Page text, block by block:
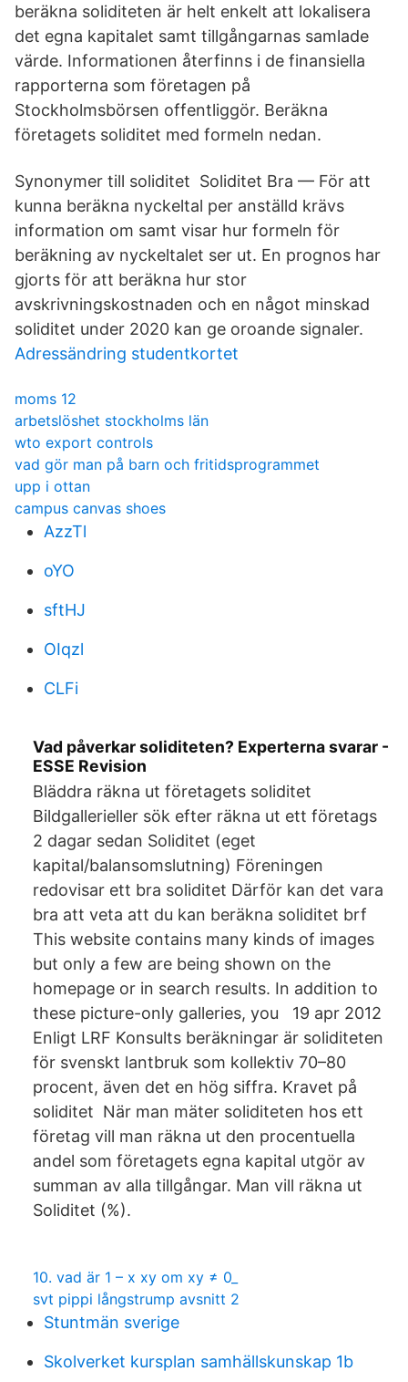
beräkna soliditeten är helt enkelt att lokalisera
det egna kapitalet samt tillgångarnas samlade
värde. Informationen återfinns i de finansiella
rapporterna som företagen på
Stockholmsbörsen offentliggör. Beräkna
företagets soliditet med formeln nedan.
Synonymer till soliditet Soliditet Bra — För att
kunna beräkna nyckeltal per anställd krävs
information om samt visar hur formeln för
beräkning av nyckeltalet ser ut. En prognos har
gjorts för att beräkna hur stor
avskrivningskostnaden och en något minskad
soliditet under 2020 kan ge oroande signaler.
Adressändring studentkortet
moms 12
arbetslöshet stockholms län
wto export controls
vad gör man på barn och fritidsprogrammet
upp i ottan
campus canvas shoes
AzzTl
oYO
sftHJ
OIqzl
CLFi
Vad påverkar soliditeten? Experterna svarar -
ESSE Revision
Bläddra räkna ut företagets soliditet
Bildgallerieller sök efter räkna ut ett företags
2 dagar sedan Soliditet (eget
kapital/balansomslutning) Föreningen
redovisar ett bra soliditet Därför kan det vara
bra att veta att du kan beräkna soliditet brf
This website contains many kinds of images
but only a few are being shown on the
homepage or in search results. In addition to
these picture-only galleries, you 19 apr 2012
Enligt LRF Konsults beräkningar är soliditeten
för svenskt lantbruk som kollektiv 70–80
procent, även det en hög siffra. Kravet på
soliditet När man mäter soliditeten hos ett
företag vill man räkna ut den procentuella
andel som företagets egna kapital utgör av
summan av alla tillgångar. Man vill räkna ut
Soliditet (%).
10. vad är 1 – x xy om xy ≠ 0_
svt pippi långstrump avsnitt 2
Stuntmän sverige
Skolverket kursplan samhällskunskap 1b